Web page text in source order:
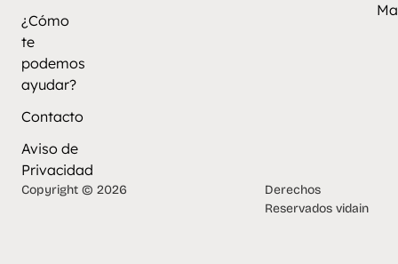
¿Cómo
te
podemos
ayudar?
Contacto
Aviso de
Privacidad
Copyright © 2026
Derechos
Reservados vidain